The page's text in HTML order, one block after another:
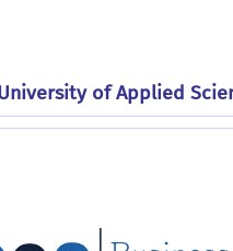
of Applied